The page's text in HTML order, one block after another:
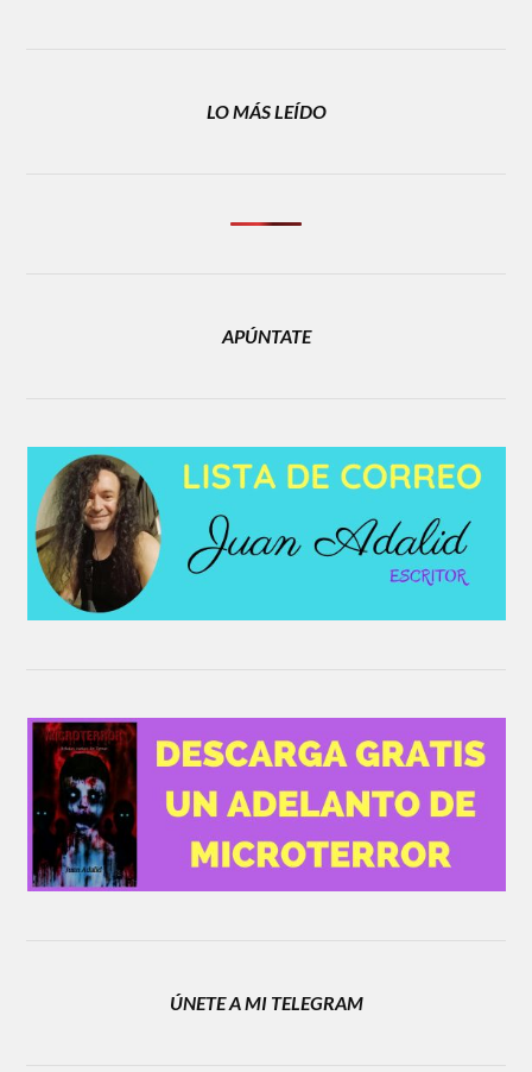
LO MÁS LEÍDO
APÚNTATE
ÚNETE A MI TELEGRAM